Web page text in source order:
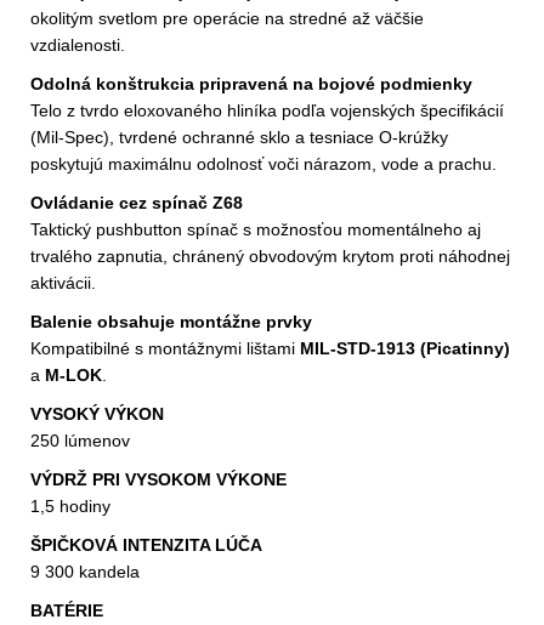
okolitým svetlom pre operácie na stredné až väčšie
vzdialenosti.
Odolná konštrukcia pripravená na bojové podmienky
Telo z tvrdo eloxovaného hliníka podľa vojenských špecifikácií
(Mil-Spec), tvrdené ochranné sklo a tesniace O-krúžky
poskytujú maximálnu odolnosť voči nárazom, vode a prachu.
Ovládanie cez spínač Z68
Taktický pushbutton spínač s možnosťou momentálneho aj
trvalého zapnutia, chránený obvodovým krytom proti náhodnej
aktivácii.
Balenie obsahuje montážne prvky
Kompatibilné s montážnymi lištami MIL-STD-1913 (Picatinny)
a M-LOK
VYSOKÝ VÝKON
250 lúmenov
VÝDRŽ PRI VYSOKOM VÝKONE
1,5 hodiny
ŠPIČKOVÁ INTENZITA LÚČA
9 300 kandela
BATÉRIE